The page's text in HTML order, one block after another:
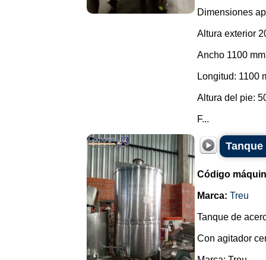
Dimensiones
Altura exterior
Ancho 1100
Longitud: 1100
Altura del pie:
F...
Código
Marca: Treu
Tanque de
Con agitador